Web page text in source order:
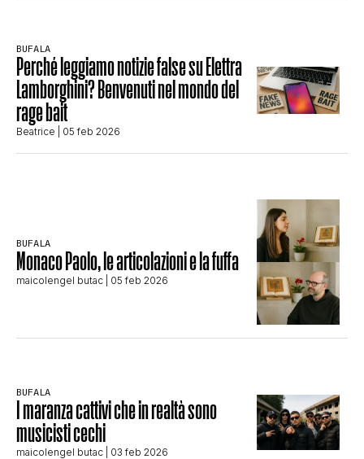
EVERGREEN
EDITORIALI
BUFALA
Perché leggiamo notizie false su Elettra
Lamborghini? Benvenuti nel mondo del
rage bait
Beatrice | 05 feb 2026
BUFALA
Monaco Paolo, le articolazioni e la fuffa
maicolengel butac | 05 feb 2026
BUFALA
I maranza cattivi che in realtà sono
musicisti cechi
maicolengel butac | 03 feb 2026